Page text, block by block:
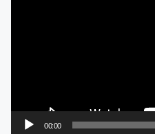
00:00